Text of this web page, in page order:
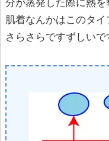
肌着なんかはこのタイ
さらさらですずしいで